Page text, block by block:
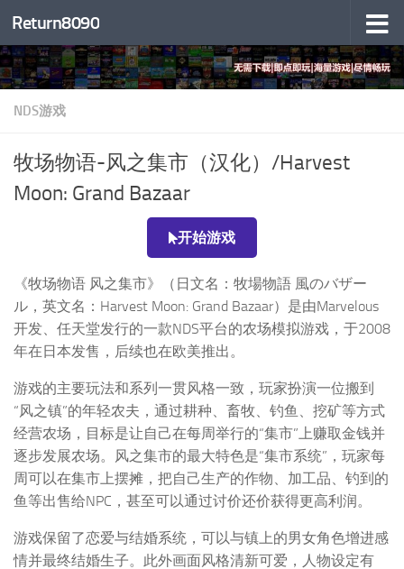
跳至内容
Return8090
NDS游戏
牧场物语-风之集市（汉化）/Harvest
Moon: Grand Bazaar
开始游戏
《牧场物语 风之集市》（日文名：牧場物語 風のバザー
ル，英文名：Harvest Moon: Grand Bazaar）是由Marvelous
开发、任天堂发行的一款NDS平台的农场模拟游戏，于2008
年在日本发售，后续也在欧美推出。
游戏的主要玩法和系列一贯风格一致，玩家扮演一位搬到
“风之镇”的年轻农夫，通过耕种、畜牧、钓鱼、挖矿等方式
经营农场，目标是让自己在每周举行的“集市”上赚取金钱并
逐步发展农场。风之集市的最大特色是“集市系统”，玩家每
周可以在集市上摆摊，把自己生产的作物、加工品、钓到的
鱼等出售给NPC，甚至可以通过讨价还价获得更高利润。
游戏保留了恋爱与结婚系统，可以与镇上的男女角色增进感
情并最终结婚生子。此外画面风格清新可爱，人物设定有